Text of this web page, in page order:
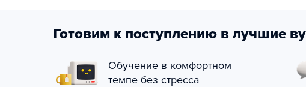
Готовим к поступлению в лучшие
Обучение в комфортном
темпе без стресса